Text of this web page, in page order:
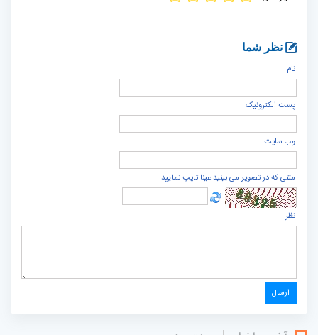
نظر شما
نام
پست الكترونيک
وب سایت
متنی که در تصویر می بینید عینا تایپ نمایید
نظر